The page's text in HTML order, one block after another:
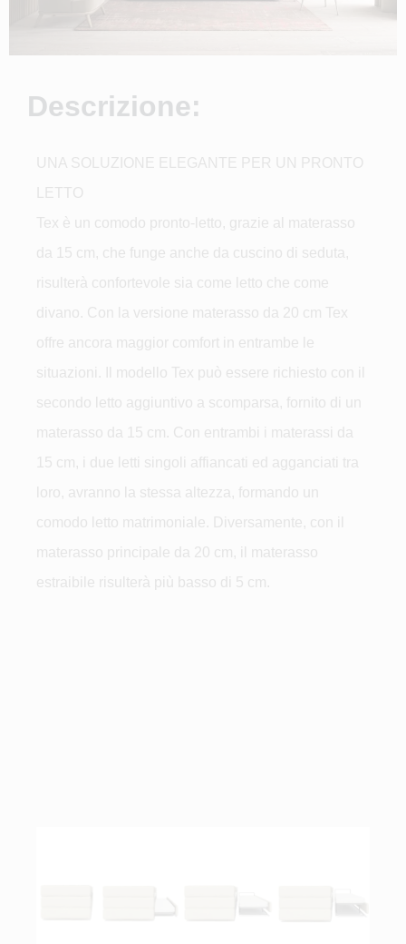
Descrizione:
UNA SOLUZIONE ELEGANTE PER UN PRONTO
LETTO
Tex è un comodo pronto-letto, grazie al materasso
da 15 cm, che funge anche da cuscino di seduta,
risulterà confortevole sia come letto che come
divano. Con la versione materasso da 20 cm Tex
offre ancora maggior comfort in entrambe le
situazioni. Il modello Tex può essere richiesto con il
secondo letto aggiuntivo a scomparsa, fornito di un
materasso da 15 cm. Con entrambi i materassi da
15 cm, i due letti singoli affiancati ed agganciati tra
loro, avranno la stessa altezza, formando un
comodo letto matrimoniale. Diversamente, con il
materasso principale da 20 cm, il materasso
estraibile risulterà più basso di 5 cm.